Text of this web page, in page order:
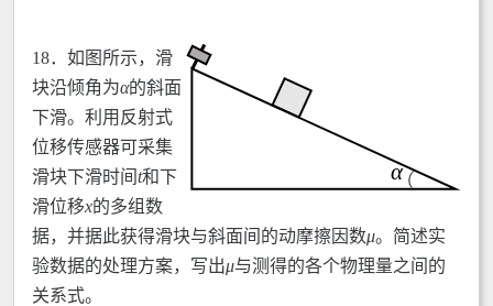
18． 如图所示，滑
块沿倾角为α的斜面
下滑。利用反射式
位移传感器可采集
滑块下滑时间t和下
滑位移x的多组数
据，并据此获得滑块与斜面间的动摩擦因数μ。简述实
验数据的处理方案，写出μ与测得的各个物理量之间的
关系式。